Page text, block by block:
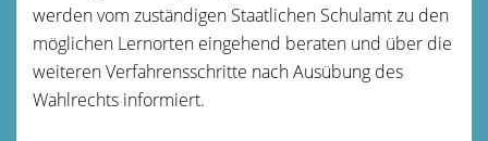
werden vom zuständigen Staatlichen Schulamt zu den
möglichen Lernorten eingehend beraten und über die
weiteren Verfahrensschritte nach Ausübung des
Wahlrechts informiert.